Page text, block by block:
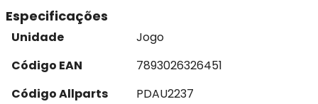
Especificações
Unidade
Jogo
Código EAN
7893026326451
Código Allparts
PDAU2237